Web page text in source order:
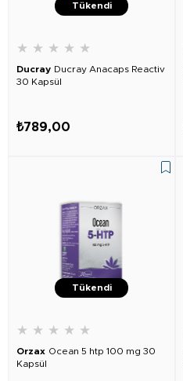
Tükendi
★ ★ ★ ★ ★
Ducray Ducray Anacaps Reactiv
30 Kapsül
₺789,00
Tükendi
★ ★ ★ ★ ★
Orzax Ocean 5 htp 100 mg 30
Kapsül